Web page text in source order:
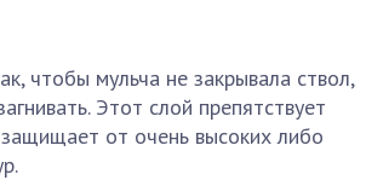
чтобы мульча не закрывала ствол,
Этот слой препятствует
защищает от очень высоких либо